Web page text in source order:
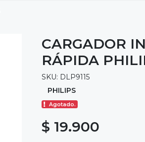
CARGADOR
RÁPIDA
SKU: DLP9115
PHILIPS
Agotado.
$ 19.900